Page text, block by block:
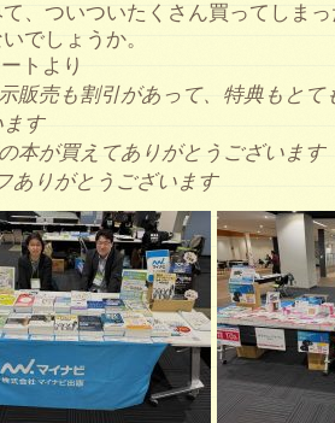
、ついついたくさん買ってしま
でしょうか。
トより
販売も割引があって、特典もと
す
本が買えてありがとうございます
ありがとうございます